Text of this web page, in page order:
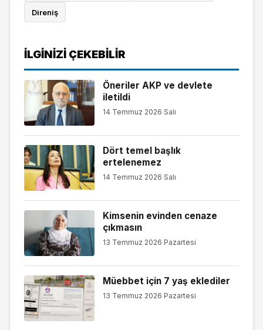
Direniş
İLGINIZI ÇEKEBILIR
Öneriler AKP ve devlete
iletildi
14 Temmuz 2026 Salı
Dört temel başlık
ertelenemez
14 Temmuz 2026 Salı
Kimsenin evinden cenaze
çıkmasın
13 Temmuz 2026 Pazartesi
Müebbet için 7 yaş eklediler
13 Temmuz 2026 Pazartesi